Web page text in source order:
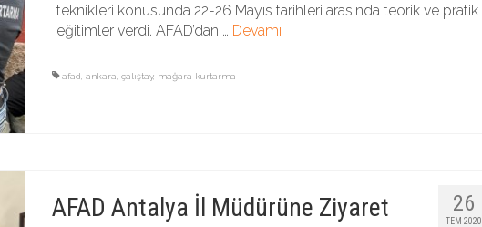
teknikleri konusunda 22-26 Mayıs tarihleri arasında teorik ve pratik
eğitimler verdi. AFAD’dan … Devamı
afad ankara çalıştay, mağara kurtarma
26
TEM 2020
AFAD Antalya İl Müdürüne Ziyaret